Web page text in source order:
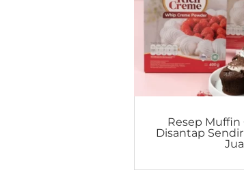
Resep Muffin
Disantap